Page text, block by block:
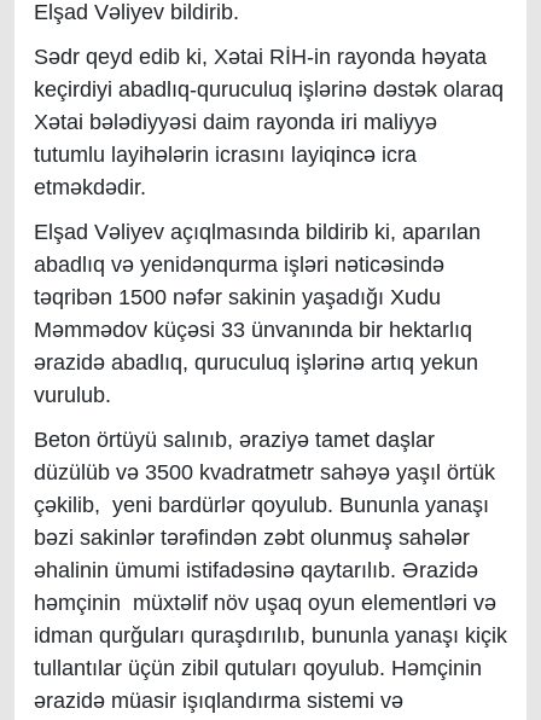
Elşad Vəliyev bildirib.
Sədr qeyd edib ki, Xətai RİH-in rayonda həyata
keçirdiyi abadlıq-quruculuq işlərinə dəstək olaraq
Xətai bələdiyyəsi daim rayonda iri maliyyə
tutumlu layihələrin icrasını layiqincə icra
etməkdədir.
Elşad Vəliyev açıqlmasında bildirib ki, aparılan
abadlıq və yenidənqurma işləri nəticəsində
təqribən 1500 nəfər sakinin yaşadığı Xudu
Məmmədov küçəsi 33 ünvanında bir hektarlıq
ərazidə abadlıq, quruculuq işlərinə artıq yekun
vurulub.
Beton örtüyü salınıb, əraziyə tamet daşlar
düzül üb və 3500 kvadratmetr sahəyə yaşıl örtük
çəkil ib, yeni bardürlər qoyul ub. Bununla yanaşı
bəzi sakinlər tərəfindən zəbt olunmuş sahələr
əhalinin ümumi istifadəsinə qaytarılıb. Ərazidə
həmçinin müxtəlif növ uşaq oyun elementləri və
idman qurğuları quraşdırıl ıb, bununla yanaşı kiçik
tullantılar üçün zibil qutuları qoyul ub. Həmçinin
ərazidə müasir işıqlandırma sistemi və